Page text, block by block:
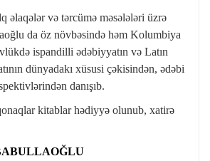
əlaqələr və tərcümə məsələləri üzrə
da öz növbəsində həm Kolumbiya
ispandilli ədəbiyyatın və Latın
dünyadakı xüsusi çəkisindən, ədəbi
danışıb.
kitablar hədiyyə olunub, xatirə